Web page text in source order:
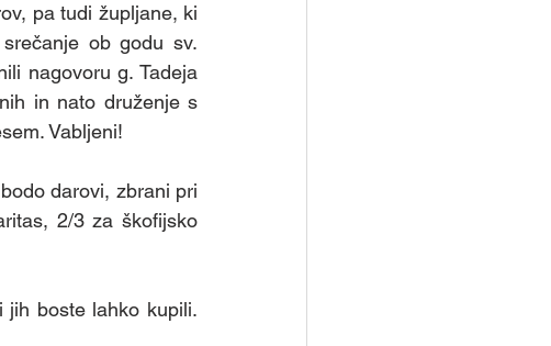
pa tudi župljane, ki
ob godu sv.
nagovoru g. Tadeja
in nato druženje s
Vabljeni!
darovi, zbrani pri
2/3 za škofijsko
jih boste lahko kupili.